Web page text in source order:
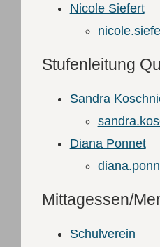
Nicole Siefert
Stufenleitung
Sandra
Diana Ponnet
Mittagessen/
Schulverein